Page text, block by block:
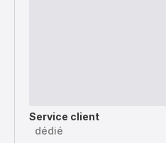
Service client
dédié